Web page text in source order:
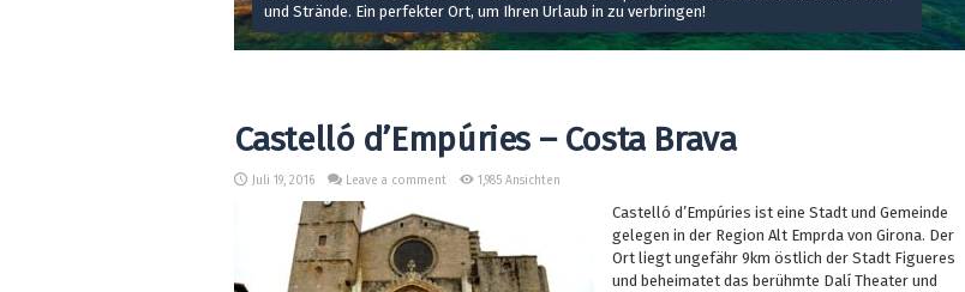
und Strände. Ein perfekter Ort, um Ihren Urlaub in zu verbringen!
Castelló d’Empúries – Costa Brava
Juli 19, 2016 Leave a comment 1,985 Ansichten
Castelló d’Empúries ist eine Stadt und Gemeinde
gelegen in der Region Alt Emprda von Girona. Der
Ort liegt ungefähr 9km östlich der Stadt Figueres
und beheimatet das berühmte Dalí Theater und